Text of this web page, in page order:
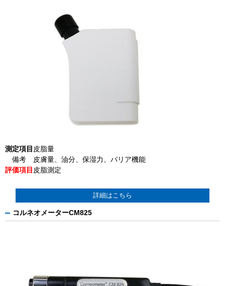
測定項目 皮脂量
備考
皮膚量、油分、保湿力、バリア機能
評価項目 皮脂測定
詳細はこちら
コルネオメーターCM825